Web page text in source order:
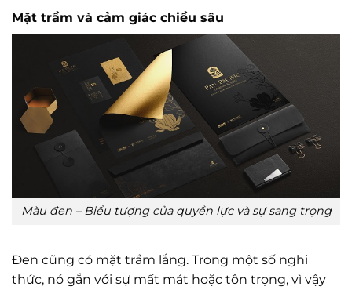
Mặt trầm và cảm giác chiều sâu
Màu đen – Biểu tượng của quyền lực và sự sang trọng
Đen cũng có mặt trầm lắng. Trong một số nghi
thức, nó gắn với sự mất mát hoặc tôn trọng, vì vậy